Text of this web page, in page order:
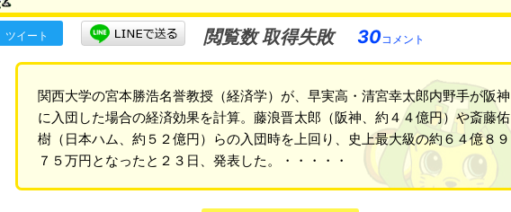
ツイート 閲覧数 取得失敗 30コメント
関西大学の宮本勝浩名誉教授（経済学）が、早実高・清宮幸太郎内野手が阪神
に入団した場合の経済効果を計算。藤浪晋太郎（阪神、約４４億円）や斎藤佑
樹（日本ハム、約５２億円）らの入団時を上回り、史上最大級の約６４億８９
７５万円となったと２３日、発表した。・・・・・